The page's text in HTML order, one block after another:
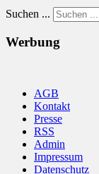
Suchen ...
Werbung
AGB
Kontakt
Presse
RSS
Admin
Impressum
Datenschutz